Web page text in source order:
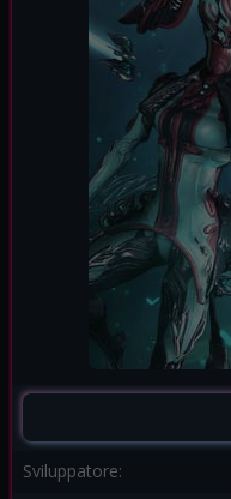
Sviluppatore: